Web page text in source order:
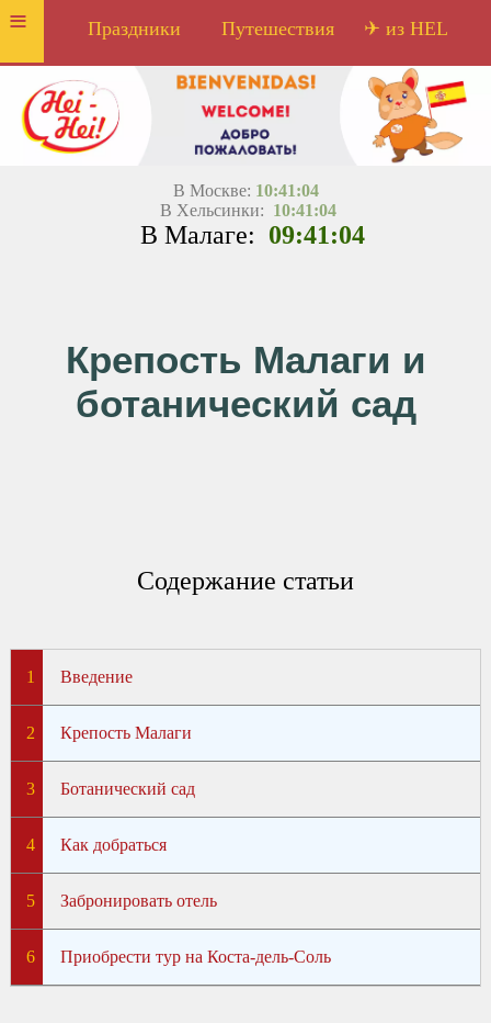
≡ Праздники Путешествия ✈ из HEL
В Москве: 10:41:04
В Хельсинки: 10:41:04
В Малаге: 09:41:04
Крепость Малаги и
ботанический сад
Содержание статьи
Введение
Крепость Малаги
Ботанический сад
Как добраться
Забронировать отель
Приобрести тур на Коста-дель-Соль